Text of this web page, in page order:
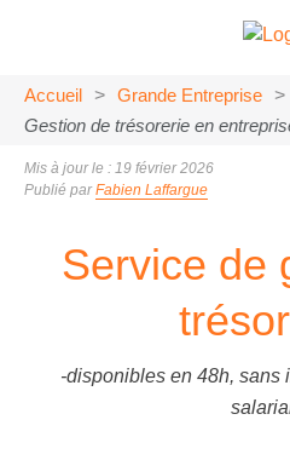
Accueil > Grande Entreprise
>
Gestion de trésorerie en
Mis à jour le : 19 février 2026
Publié parFabien Laffargue
Service de
-disponibles en 48h, sans